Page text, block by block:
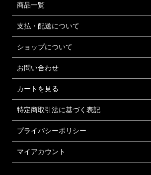
商品一覧
支払・配送について
ショップについて
お問い合わせ
カートを見る
特定商取引法に基づく表記
プライバシーポリシー
マイアカウント